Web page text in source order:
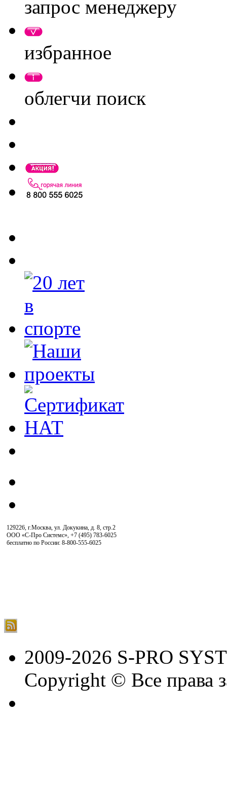
запрос менеджеру
избранное
облегчи поиск
129226, г.Москва, ул. Докукина, д. 8, стр.2
ООО «С-Про Системс», +7 (495) 783-6025
бесплатно по России: 8-800-555-6025
2009-2026 S-PRO
Copyright © Все права